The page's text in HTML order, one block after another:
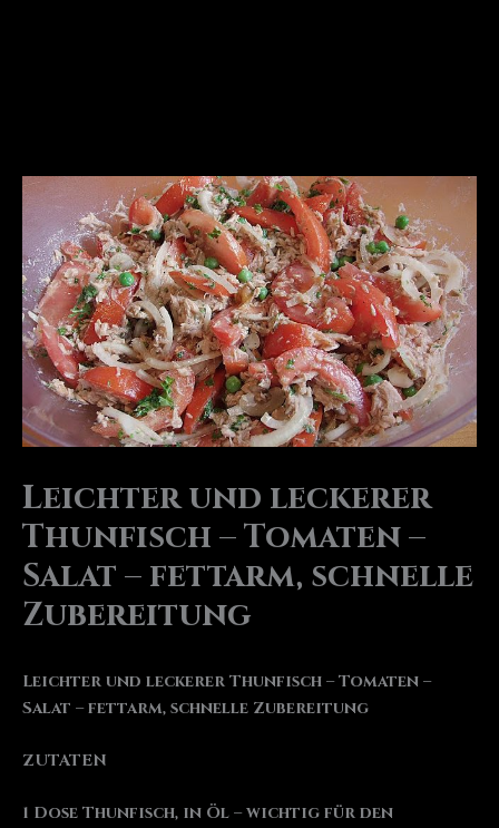
Leichter und leckerer
Thunfisch – Tomaten –
Salat – fettarm, schnelle
Zubereitung
Leichter und leckerer Thunfisch – Tomaten –
Salat – fettarm, schnelle Zubereitung
ZUTATEN
1 Dose Thunfisch, in Öl – wichtig für den